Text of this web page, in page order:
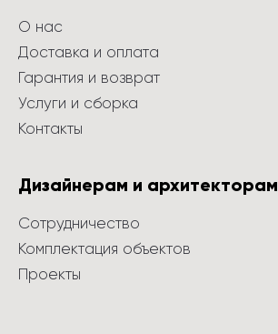
О нас
Доставка и оплата
Гарантия и возврат
Услуги и сборка
Контакты
Дизайнерам и архитекторам
Сотрудничество
Комплектация объектов
Проекты